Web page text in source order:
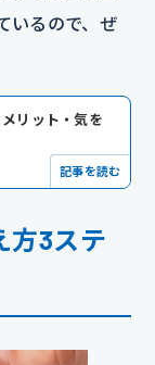
いるので、ぜ
リット・気を
記事を読む
方3ステ